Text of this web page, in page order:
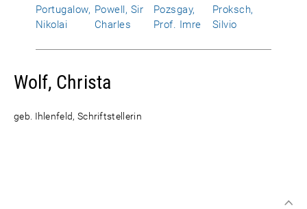
Portugalow,
Nikolai
Powell, Sir
Charles
Pozsgay,
Prof. Imre
Proksch,
Silvio
Wolf, Christa
geb. Ihlenfeld, Schriftstellerin